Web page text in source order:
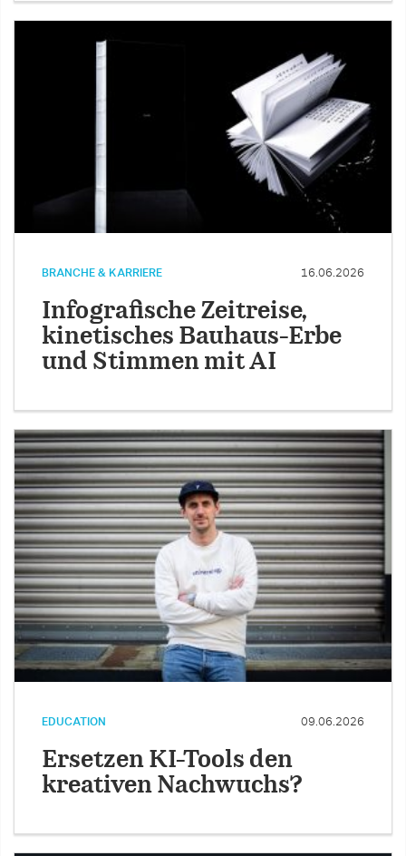
BRANCHE & KARRIERE 16.06.2026
Infografische Zeitreise,
kinetisches Bauhaus-Erbe
und Stimmen mit AI
EDUCATION 09.06.2026
Ersetzen KI-Tools den
kreativen Nachwuchs?